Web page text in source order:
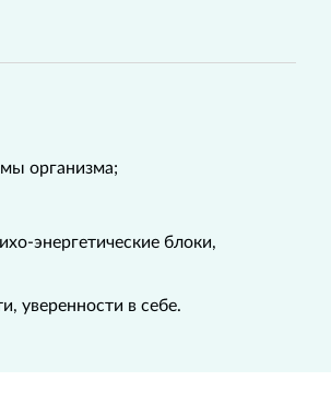
организма;
энергетические блоки,
уверенности в себе.